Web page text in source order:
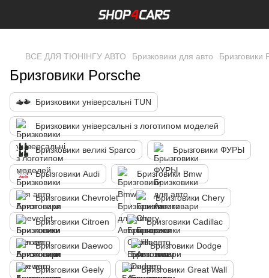
ВСЕ ДЛЯ ТЮНІНГУ АВТО Бризковики для авто Бризговики
Бризговики Porsche
Бризковики універсальні TUN
Бризковики універсальні з логотипом моделей
Бризковики великі Sparco Брызговики ФУРЫ
Брызговики Audi Бризговики Bmw
Бризговики Chevrolet Бризговики Chery
Бризговики Citroen Бризговики Cadillac
Бризговики Daewoo Бризговики Dodge
Бризговики Geely Бризговики Great Wall